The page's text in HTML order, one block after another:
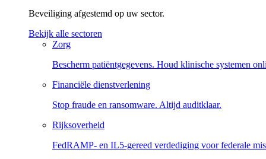
Beveiliging afgestemd op uw sector.
Bekijk alle sectoren
Zorg
Bescherm patiëntgegevens. Houd klinische systemen
Financiële dienstverlening
Stop fraude en ransomware. Altijd auditklaar.
Rijksoverheid
FedRAMP- en IL5-gereed verdediging voor federale